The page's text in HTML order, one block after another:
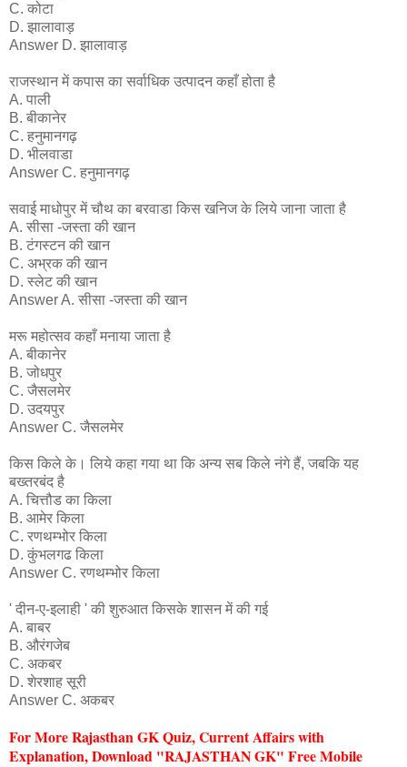
C. कोटा
D. झालावाड़
Answer D. झालावाड़
राजस्थान में कपास का सर्वाधिक उत्पादन कहाँ होता है
A. पाली
B. बीकानेर
C. हनुमानगढ़
D. भीलवाडा
Answer C. हनुमानगढ़
सवाई माधोपुर में चौथ का बरवाडा किस खनिज के लिये जाना जाता है
A. सीसा -जस्ता की खान
B. टंगस्टन की खान
C. अभ्रक की खान
D. स्लेट की खान
Answer A. सीसा -जस्ता की खान
मरू महोत्सव कहाँ मनाया जाता है
A. बीकानेर
B. जोधपुर
C. जैसलमेर
D. उदयपुर
Answer C. जैसलमेर
किस किले के। लिये कहा गया था कि अन्य सब किले नंगे हैं, जबकि यह
बख्तरबंद है
A. चित्तौड का किला
B. आमेर किला
C. रणथम्भोर किला
D. कुंभलगढ किला
Answer C. रणथम्भोर किला
' दीन-ए-इलाही ' की शुरुआत किसके शासन में की गई
A. बाबर
B. औरंगजेब
C. अकबर
D. शेरशाह सूरी
Answer C. अकबर
For More Rajasthan GK Quiz, Current Affairs with
Explanation, Download "RAJASTHAN GK" Free Mobile